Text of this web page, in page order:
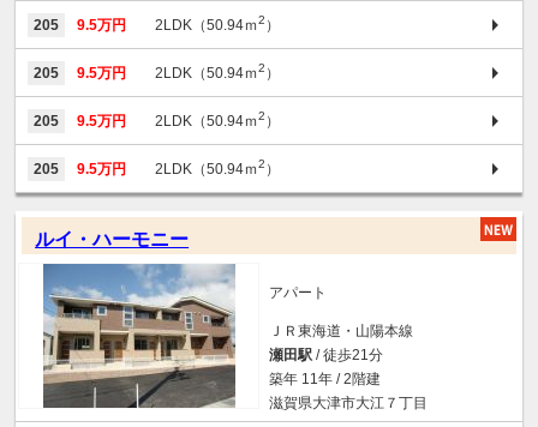
205 9.5万円 2LDK（50.94ｍ2 ）
205 9.5万円 2LDK（50.94ｍ2 ）
205 9.5万円 2LDK（50.94ｍ2 ）
205 9.5万円 2LDK（50.94ｍ2 ）
ルイ・ハーモニー
アパート
ＪＲ東海道・山陽本線
瀬田駅 / 徒歩21分
築年 11年 / 2階建
滋賀県大津市大江７丁目